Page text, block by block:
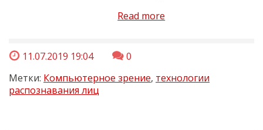
Read more
11.07.2019 19:04
0
Метки: Компьютерное зрение, технологии
распознавания лиц